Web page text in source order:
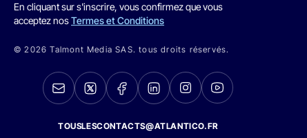
En cliquant sur s'inscrire, vous confirmez que vous
acceptez nosTermes et Conditions
© 2026 Talmont Media SAS. tous droits réservés.
TOUSLESCONTACTS@ATLANTICO.FR